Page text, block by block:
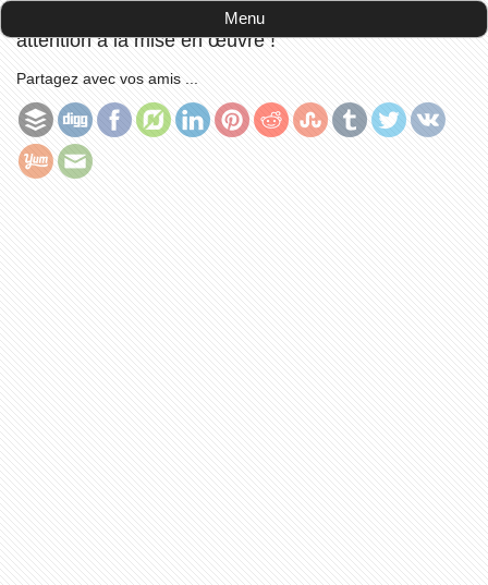
Le carrelage au sol :
attention à la mise en œuvre !
Partagez avec vos amis ...
Menu